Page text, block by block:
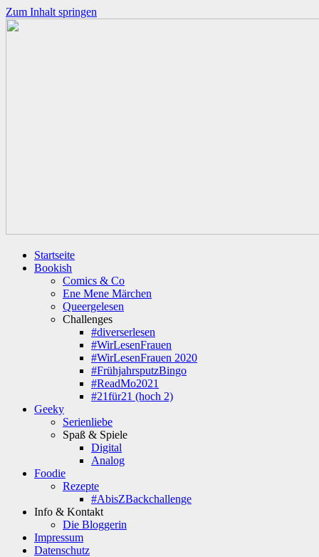
Zum Inhalt springen
Startseite
Bookish
Comics & Co
Ene Mene Märchen
Queergelesen
Challenges
#diverserlesen
#WirLesenFrauen
#WirLesenFrauen 2020
#FrühjahrsputzBingo
#ReadMo2021
#21für21 (hoch 2)
Geeky
Serienliebe
Spaß & Spiele
Digital
Analog
Foodie
Rezepte
#AbisZBackchallenge
Info & Kontakt
Die Bloggerin
Impressum
Datenschutz